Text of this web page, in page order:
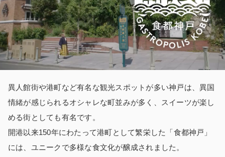
異人館街や港町など有名な観光スポットが多い神戸は、異国
情緒が感じられるオシャレな町並みが多く、スイーツが楽し
める街としても有名です。
開港以来150年にわたって港町として繁栄した「食都神戸」
には、ユニークで多様な食文化が醸成されました。